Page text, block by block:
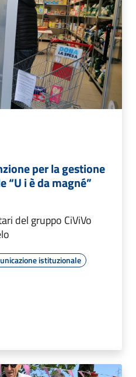
per la gestione
“U i è da magné”
del gruppo CiViVo
istituzionale